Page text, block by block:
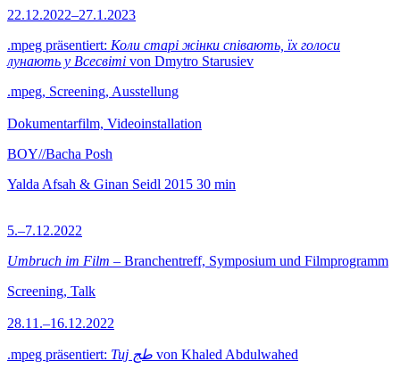
22.12.2022–27.1.2023
.mpeg präsentiert: Коли старі жінки співають, їх голоси
лунають у Всесвіті von Dmytro Starusiev
.mpeg, Screening, Ausstellung
Dokumentarfilm, Videoinstallation
BOY//Bacha Posh
Yalda Afsah & Ginan Seidl 2015 30 min
5.–7.12.2022
Umbruch im Film – Branchentreff, Symposium und Filmprogramm
Screening, Talk
28.11.–16.12.2022
.mpeg präsentiert: Tuj طج von Khaled Abdulwahed